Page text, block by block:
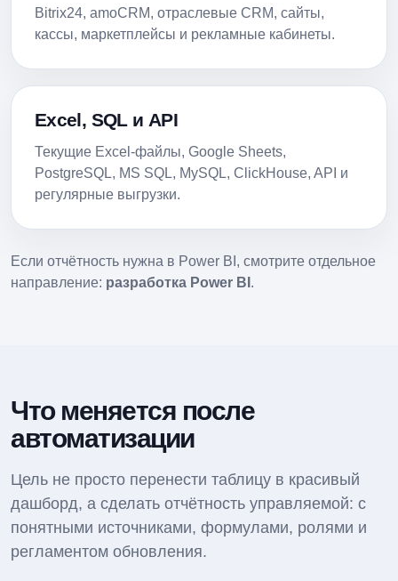
Bitrix24, amoCRM, отраслевые CRM, сайты,
кассы, маркетплейсы и рекламные кабинеты.
Excel, SQL и API
Текущие Excel-файлы, Google Sheets,
PostgreSQL, MS SQL, MySQL, ClickHouse, API и
регулярные выгрузки.
Если отчётность нужна в Power BI, смотрите отдельное
направление: разработка Power BI .
Что меняется после
автоматизации
Цель не просто перенести таблицу в красивый
дашборд, а сделать отчётность управляемой: с
понятными источниками, формулами, ролями и
регламентом обновления.